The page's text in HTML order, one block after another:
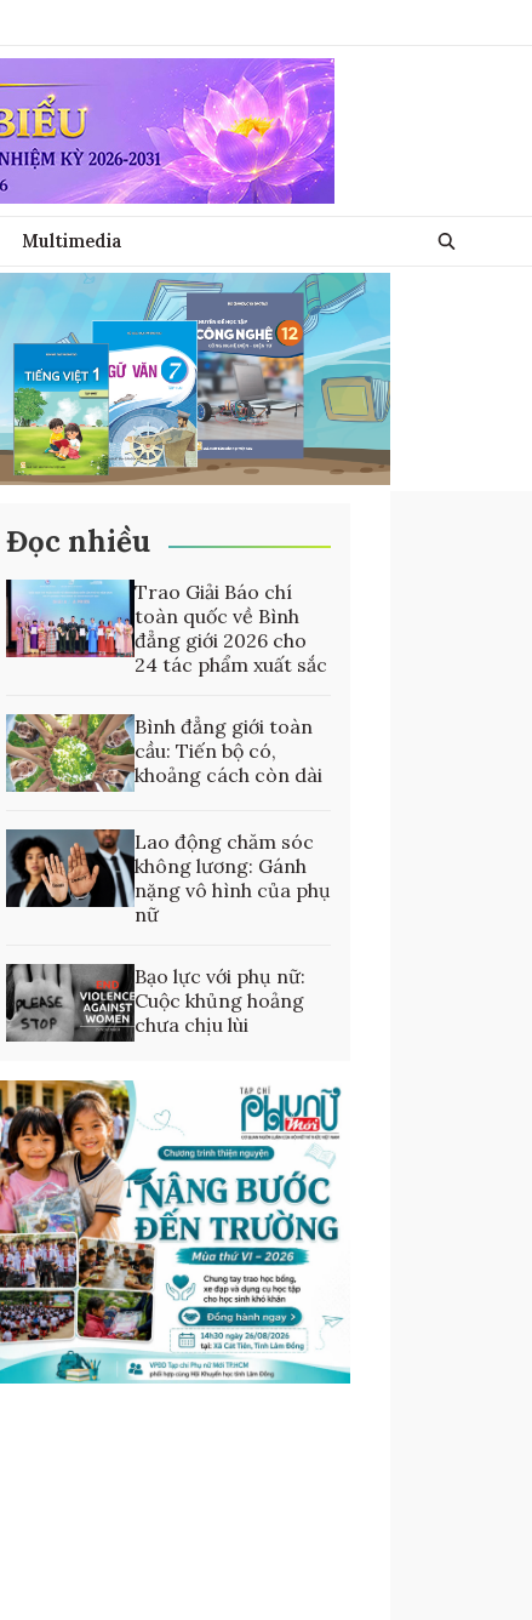
Multimedia
Đọc nhiều
Trao Giải Báo chí
toàn quốc về Bình
đẳng giới 2026 cho
24 tác phẩm xuất sắc
Bình đẳng giới toàn
cầu: Tiến bộ có,
khoảng cách còn dài
Lao động chăm sóc
không lương: Gánh
nặng vô hình của phụ
nữ
Bạo lực với phụ nữ:
Cuộc khủng hoảng
chưa chịu lùi